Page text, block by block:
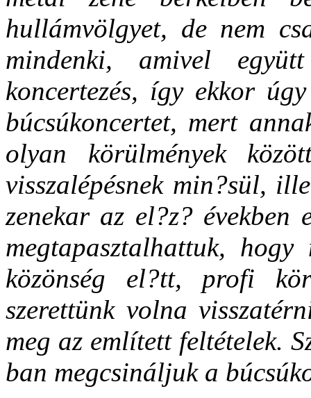
hullámvölgyet, de nem
mindenki, amivel
koncertezés, így ekkor
búcsúkoncertet, mert
olyan körülmények
visszalépésnek min?sül,
zenekar az el?z?
megtapasztalhattuk,
közönség el?tt, profi
szerettünk volna
meg az említett feltételek.
ban megcsináljuk a